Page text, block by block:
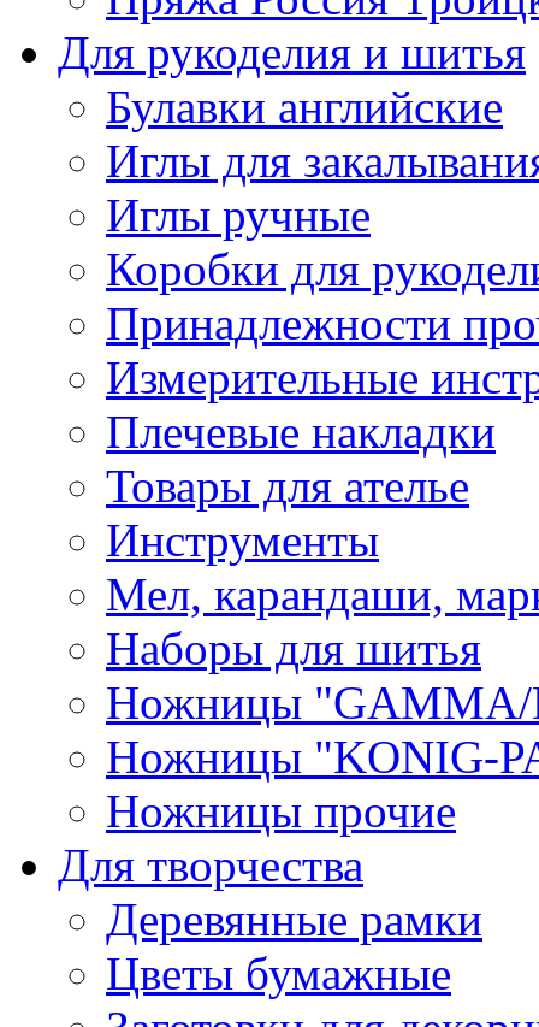
Для рукоделия и шитья
Булавки английские
Иглы для
Иглы ручные
Коробки для
Принадлежности
Измерительные
Плечевые накладки
Товары для ателье
Инструменты
Мел, карандаши,
Наборы для шитья
Ножницы "GAMMA/
Ножницы "KONIG-
Ножницы прочие
Для творчества
Деревянные рамки
Цветы бумажные